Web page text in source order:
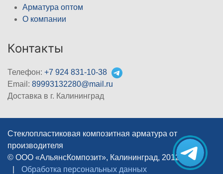
Арматура оптом
О компании
Контакты
Телефон: +7 924 831-10-38
Email: 89993132280@mail.ru
Доставка в г. Калининград
Стеклопластиковая композитная арматура от
производителя
© ООО «АльянсКомпозит», Калининград, 2012–2026
Обработка персональных данных